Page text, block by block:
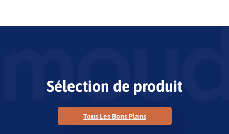
Sélection de produit
Tous Les Bons Plans